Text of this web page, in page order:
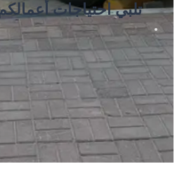
تلبي احتياجات